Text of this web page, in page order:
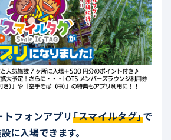
トフォンアプリ「スマイルタグ」で
に入場できます。